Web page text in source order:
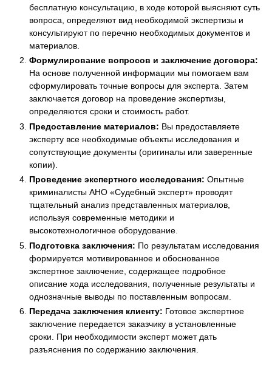
бесплатную консультацию, в ходе которой выясняют суть
вопроса, определяют вид необходимой экспертизы и
консультируют по перечню необходимых документов и
материалов.
Формулирование вопросов и заключение договора:
На основе полученной информации мы помогаем вам
сформулировать точные вопросы для эксперта. Затем
заключается договор на проведение экспертизы,
определяются сроки и стоимость работ.
Предоставление материалов: Вы предоставляете
эксперту все необходимые объекты исследования и
сопутствующие документы (оригиналы или заверенные
копии).
Проведение экспертного исследования: Опытные
криминалисты АНО «Судебный эксперт» проводят
тщательный анализ представленных материалов,
используя современные методики и
высокотехнологичное оборудование.
Подготовка заключения: По результатам исследования
формируется мотивированное и обоснованное
экспертное заключение, содержащее подробное
описание хода исследования, полученные результаты и
однозначные выводы по поставленным вопросам.
Передача заключения клиенту: Готовое экспертное
заключение передается заказчику в установленные
сроки. При необходимости эксперт может дать
разъяснения по содержанию заключения.